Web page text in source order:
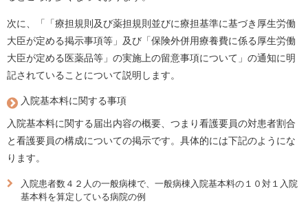
次に、「「療担規則及び薬担規則並びに療担基準に基づき厚生労働
大臣が定める掲示事項等」及び「保険外併用療養費に係る厚生労働
大臣が定める医薬品等」の実施上の留意事項について」の通知に明
記されていることについて説明します。
入院基本料に関する事項
入院基本料に関する届出内容の概要、つまり看護要員の対患者割合
と看護要員の構成についての掲示です。具体的には下記のようにな
ります。
入院患者数４２人の一般病棟で、一般病棟入院基本料の１０対１入院
基本料を算定している病院の例